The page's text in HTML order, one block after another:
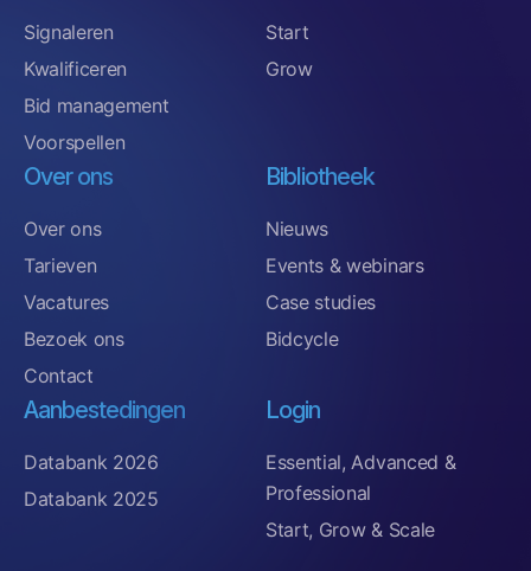
Signaleren
Kwalificeren
Bid management
Voorspellen
Start
Grow
Over ons
Over ons
Tarieven
Vacatures
Bezoek ons
Contact
Bibliotheek
Nieuws
Events & webinars
Case studies
Bidcycle
Aanbestedingen
Databank 2026
Databank 2025
Login
Essential, Advanced &
Professional
Start, Grow & Scale